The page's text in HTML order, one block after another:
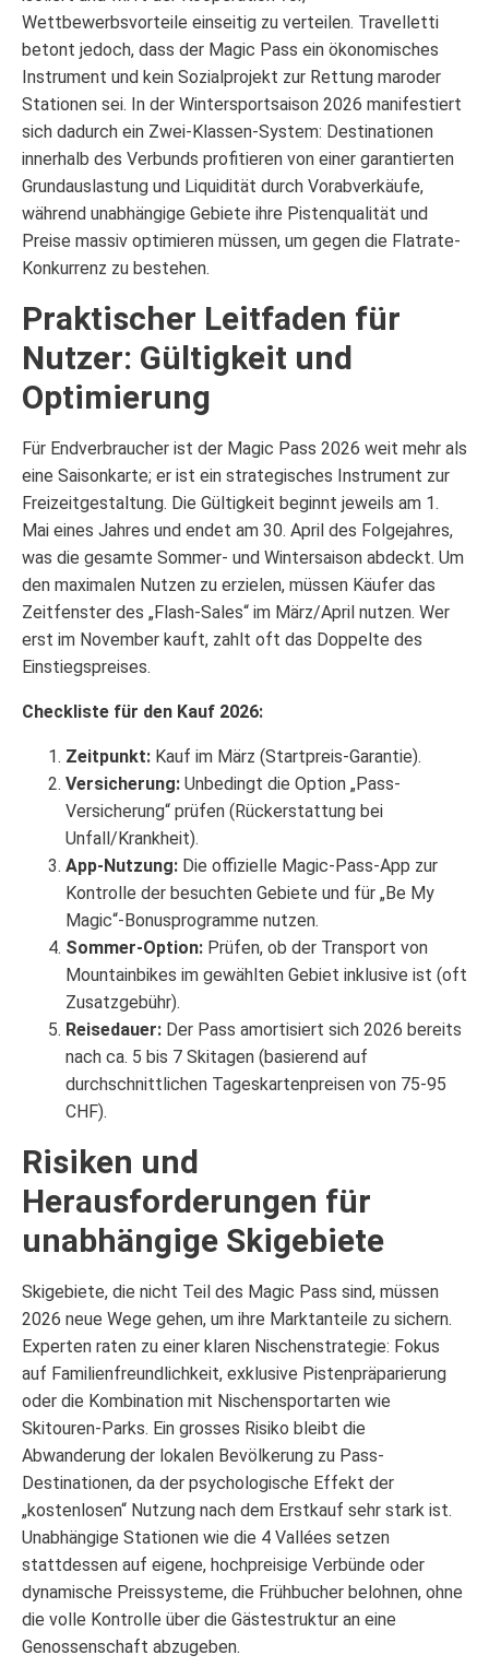
Wettbewerbsvorteile einseitig zu verteilen. Travelletti
betont jedoch, dass der Magic Pass ein ökonomisches
Instrument und kein Sozialprojekt zur Rettung maroder
Stationen sei. In der Wintersportsaison 2026 manifestiert
sich dadurch ein Zwei-Klassen-System: Destinationen
innerhalb des Verbunds profitieren von einer garantierten
Grundauslastung und Liquidität durch Vorabverkäufe,
während unabhängige Gebiete ihre Pistenqualität und
Preise massiv optimieren müssen, um gegen die Flatrate-
Konkurrenz zu bestehen.
Praktischer Leitfaden für
Nutzer: Gültigkeit und
Optimierung
Für Endverbraucher ist der Magic Pass 2026 weit mehr als
eine Saisonkarte; er ist ein strategisches Instrument zur
Freizeitgestaltung. Die Gültigkeit beginnt jeweils am 1.
Mai eines Jahres und endet am 30. April des Folgejahres,
was die gesamte Sommer- und Wintersaison abdeckt. Um
den maximalen Nutzen zu erzielen, müssen Käufer das
Zeitfenster des „Flash-Sales“ im März/April nutzen. Wer
erst im November kauft, zahlt oft das Doppelte des
Einstiegspreises.
Checkliste für den Kauf 2026:
Zeitpunkt: Kauf im März (Startpreis-Garantie).
Versicherung: Unbedingt die Option „Pass-
Versicherung“ prüfen (Rückerstattung bei
Unfall/Krankheit).
App-Nutzung: Die offizielle Magic-Pass-App zur
Kontrolle der besuchten Gebiete und für „Be My
Magic“-Bonusprogramme nutzen.
Sommer-Option: Prüfen, ob der Transport von
Mountainbikes im gewählten Gebiet inklusive ist (oft
Zusatzgebühr).
Reisedauer: Der Pass amortisiert sich 2026 bereits
nach ca. 5 bis 7 Skitagen (basierend auf
durchschnittlichen Tageskartenpreisen von 75-95
CHF).
Risiken und
Herausforderungen für
unabhängige Skigebiete
Skigebiete, die nicht Teil des Magic Pass sind, müssen
2026 neue Wege gehen, um ihre Marktanteile zu sichern.
Experten raten zu einer klaren Nischenstrategie: Fokus
auf Familienfreundlichkeit, exklusive Pistenpräparierung
oder die Kombination mit Nischensportarten wie
Skitouren-Parks. Ein grosses Risiko bleibt die
Abwanderung der lokalen Bevölkerung zu Pass-
Destinationen, da der psychologische Effekt der
„kostenlosen“ Nutzung nach dem Erstkauf sehr stark ist.
Unabhängige Stationen wie die 4 Vallées setzen
stattdessen auf eigene, hochpreisige Verbünde oder
dynamische Preissysteme, die Frühbucher belohnen, ohne
die volle Kontrolle über die Gästestruktur an eine
Genossenschaft abzugeben.